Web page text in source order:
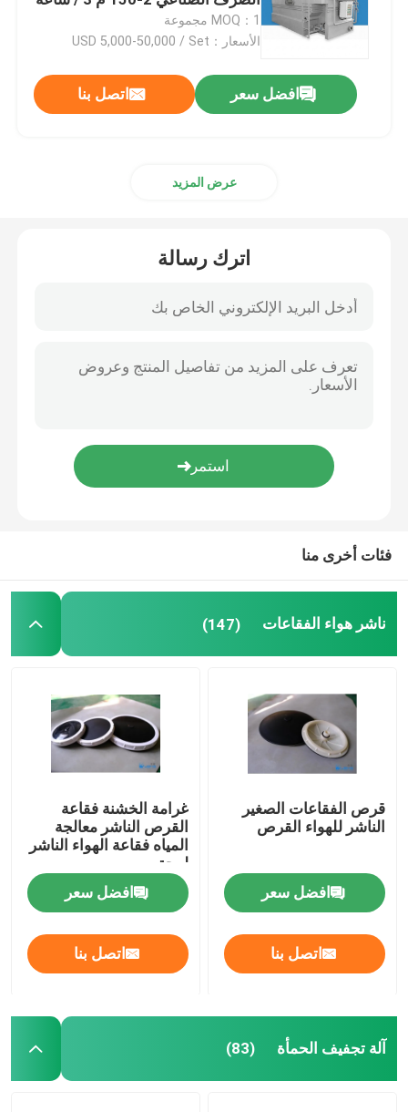
ناشر هواء الفقاعات
آلة تجفيف الحمأة
غشاء مفاعل حيوي
غشاء الضغط
وحدة المعالجة
MOQ：1 مجموعة
الأسعار：USD 5,000-50,000 / Set
افضل سعر اتصل بنا
عرض المزيد
اترك رسالة
فئات أخرى منا
ناشر هواء الفقاعات (147)
قرص الفقاعات الصغير
الناشر للهواء القرص
افضل سعر
اتصل بنا
غرامة الخشنة فقاعة
القرص الناشر معالجة
المياه فقاعة الهواء الناشر
لوحة
افضل سعر
اتصل بنا
آلة تجفيف الحمأة (83)